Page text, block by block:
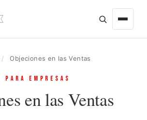
BUSCAR
EN VIVO
/ Objeciones en las Ventas
PARA EMPRESAS
en las Ventas